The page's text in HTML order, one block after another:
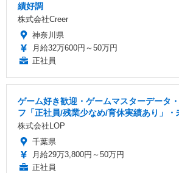
績好調
株式会社Creer
神奈川県
月給32万600円～50万円
正社員
ゲーム好き歓迎・ゲームマスターデータ
フ「正社員/残業少なめ/育休実績あり」・
株式会社LOP
千葉県
月給29万3,800円～50万円
正社員